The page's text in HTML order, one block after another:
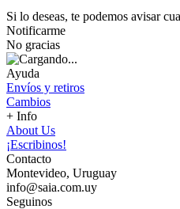
Si lo deseas, te podemos avisar
Notificarme
No gracias
Ayuda
Envíos y retiros
Cambios
+ Info
About Us
¡Escribinos!
Contacto
Montevideo, Uruguay
info@saia.com.uy
Seguinos